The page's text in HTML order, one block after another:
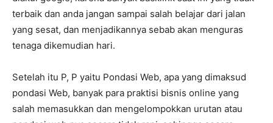
terbaik dan anda jangan sampai salah belajar dari jalan
yang sesat, dan menjadikannya sebab akan menguras
tenaga dikemudian hari.
Setelah itu P, P yaitu Pondasi Web, apa yang dimaksud
pondasi Web, banyak para praktisi bisnis online yang
salah memasukkan dan mengelompokkan urutan atau